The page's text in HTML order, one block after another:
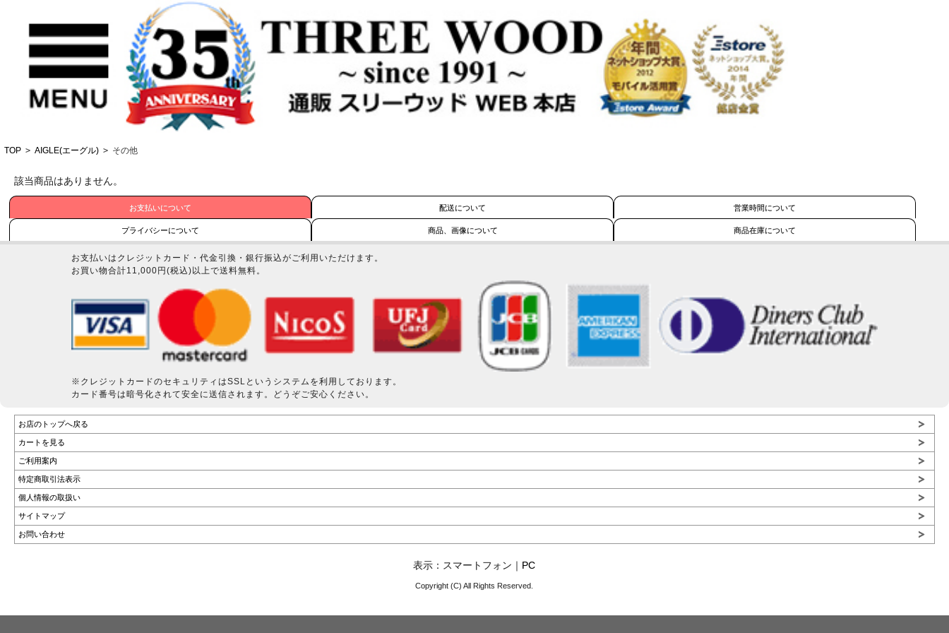
TOP > AIGLE(エーグル) > その他
該当商品はありません。
お支払いについて 配送について 営業時間について
プライバシーについて 商品、画像について 商品在庫について
お支払いはクレジットカード・代金引換・銀行振込がご利用いただけます。
お買い物合計11,000円(税込)以上で送料無料。
※クレジットカードのセキュリティはSSLというシステムを利用しております。
カード番号は暗号化されて安全に送信されます。どうぞご安心ください。
お店のトップへ戻る
カートを見る
ご利用案内
特定商取引法表示
個人情報の取扱い
サイトマップ
お問い合わせ
表示：スマートフォン｜ PC
Copyright (C) All Rights Reserved.